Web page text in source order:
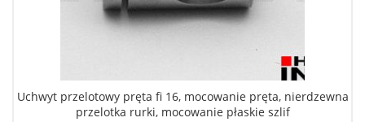
Uchwyt przelotowy pręta fi 16, mocowanie pręta, nierdzewna
przelotka rurki, mocowanie płaskie szlif